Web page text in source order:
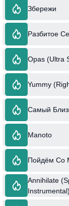
Збережи
Разбитое
Opas (Ultra
Yummy
Самый
Manoto
Пойдём Со
Annihilate
Instrumental)